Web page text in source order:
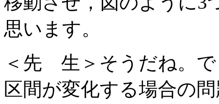
思います。
＜先 生＞そうだね。
区間が変化する場合の